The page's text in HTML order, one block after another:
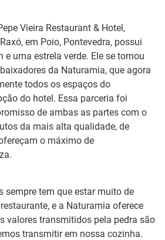
Vieira Restaurant & Hotel,
em Poio, Pontevedra, possui
uma estrela verde. Ele se tornou
da Naturamia, que agora
todos os espaços do
do hotel. Essa parceria foi
de ambas as partes com o
da mais alta qualidade, de
o máximo de
sempre tem que estar muito de
e a Naturamia oferece
valores transmitidos pela pedra são
transmitir em nossa cozinha.